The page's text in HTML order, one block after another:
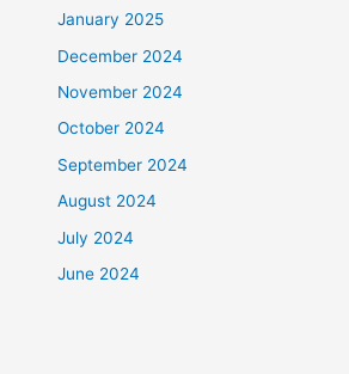
January 2025
December 2024
November 2024
October 2024
September 2024
August 2024
July 2024
June 2024